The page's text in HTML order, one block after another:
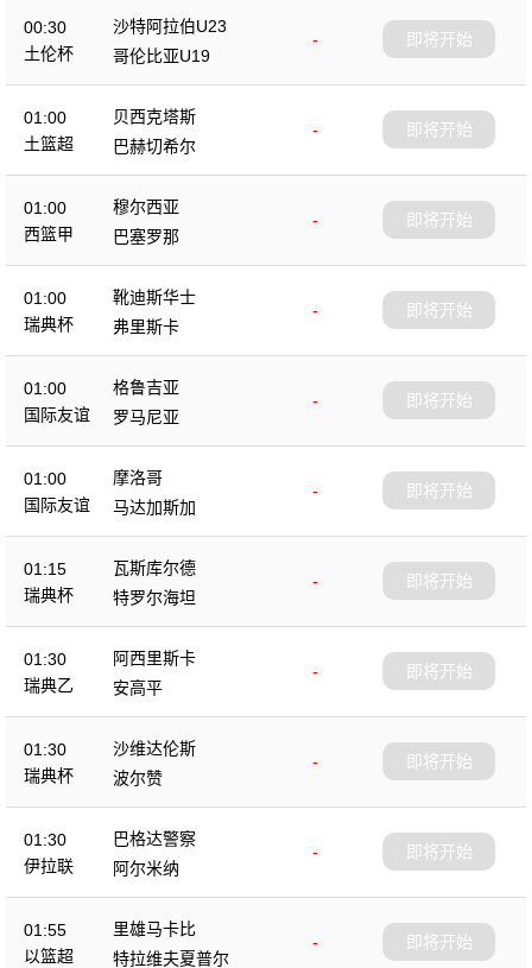
00:30
土伦杯
沙特阿拉伯U23
-
哥伦比亚U19
即将开始
01:00
土篮超
贝西克塔斯
-
巴赫切希尔
即将开始
01:00
西篮甲
穆尔西亚
-
巴塞罗那
即将开始
01:00
瑞典杯
靴迪斯华士
-
弗里斯卡
即将开始
01:00
国际友谊
格鲁吉亚
-
罗马尼亚
即将开始
01:00
国际友谊
摩洛哥
-
马达加斯加
即将开始
01:15
瑞典杯
瓦斯库尔德
-
特罗尔海坦
即将开始
01:30
瑞典乙
阿西里斯卡
-
安高平
即将开始
01:30
瑞典杯
沙维达伦斯
-
波尔赞
即将开始
01:30
伊拉联
巴格达警察
-
阿尔米纳
即将开始
01:55
以篮超
里雄马卡比
-
特拉维夫夏普尔
即将开始